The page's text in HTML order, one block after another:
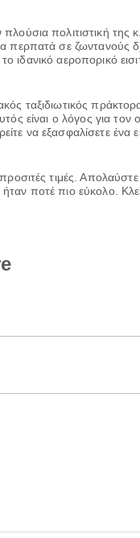
πολιτιστική της
περπατά σε ζωντανούς
ιδανικό αεροπορικό
ταξιδιωτικός
είναι ο λόγος για
να εξασφαλίσετε ένα
τιμές.
ποτέ πιο εύκολο.